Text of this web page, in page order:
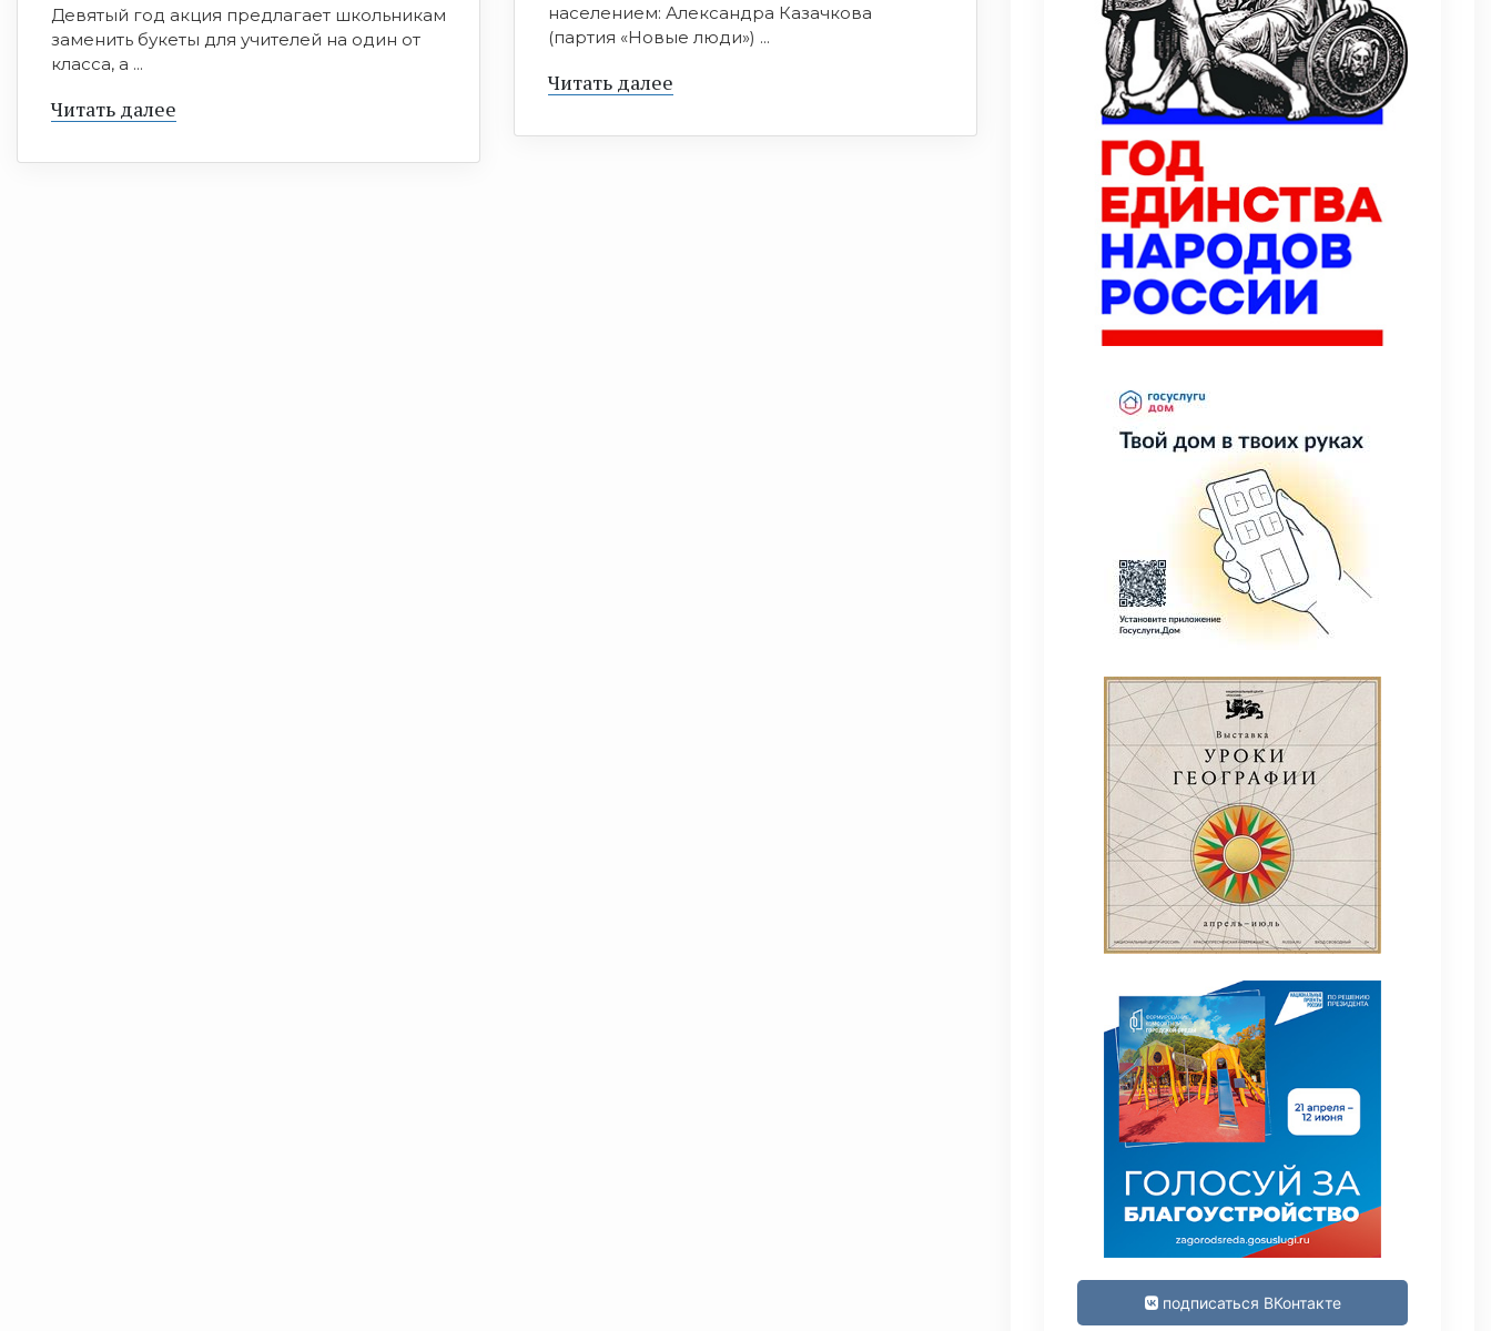
Девятый год акция предлагает школьникам
заменить букеты для учителей на один от
класса, а ...
Читать далее
населением: Александра Казачкова
(партия «Новые люди») ...
Читать далее
подписаться ВКонтакте